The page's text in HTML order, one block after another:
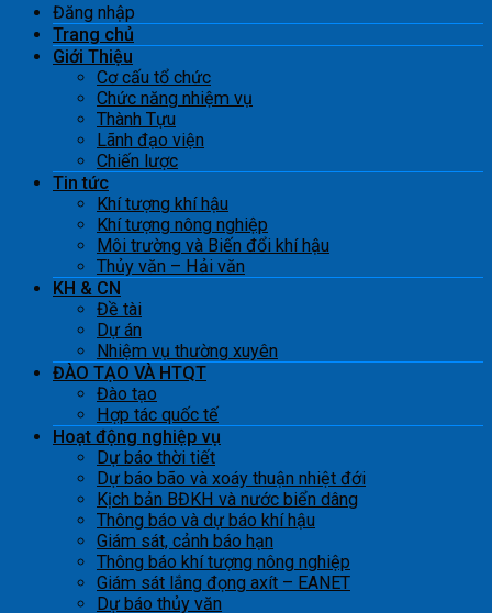
Đăng nhập
Trang chủ
Giới Thiệu
Cơ cấu tổ chức
Chức năng nhiệm vụ
Thành Tựu
Lãnh đạo viện
Chiến lược
Tin tức
Khí tượng khí hậu
Khí tượng nông nghiệp
Môi trường và Biến đổi khí hậu
Thủy văn – Hải văn
KH & CN
Đề tài
Dự án
Nhiệm vụ thường xuyên
ĐÀO TẠO VÀ HTQT
Đào tạo
Hợp tác quốc tế
Hoạt động nghiệp vụ
Dự báo thời tiết
Dự báo bão và xoáy thuận nhiệt đới
Kịch bản BĐKH và nước biển dâng
Thông báo và dự báo khí hậu
Giám sát, cảnh báo hạn
Thông báo khí tượng nông nghiệp
Giám sát lắng đọng axít – EANET
Dự báo thủy văn